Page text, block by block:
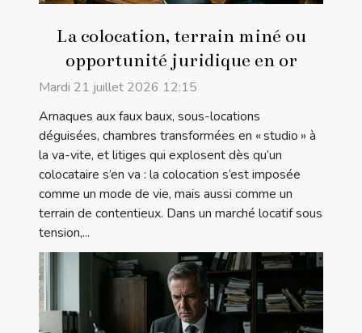
La colocation, terrain miné ou
opportunité juridique en or
Mardi 21 juillet 2026 12:15
Arnaques aux faux baux, sous-locations
déguisées, chambres transformées en « studio » à
la va-vite, et litiges qui explosent dès qu’un
colocataire s’en va : la colocation s’est imposée
comme un mode de vie, mais aussi comme un
terrain de contentieux. Dans un marché locatif sous
tension,...